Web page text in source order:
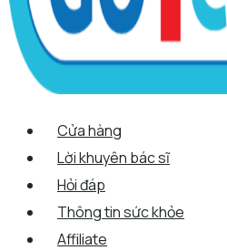
Cửa hàng
Lời khuyên bác sĩ
Hỏi đáp
Thông tin sức khỏe
Affiliate